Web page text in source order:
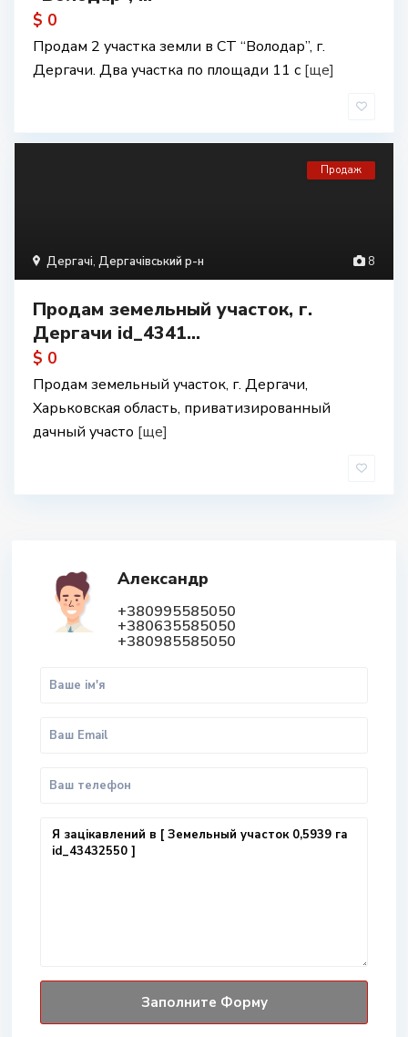
$ 0
Продам 2 участка земли в СТ “Володар”, г.
Дергачи. Два участка по площади 11 с [ще]
8
Дергачі, Дергачівський р-н
Продаж
Продам земельный участок, г.
Дергачи id_4341...
$ 0
Продам земельный участок, г. Дергачи,
Харьковская область, приватизированный
дачный участо [ще]
Александр
+380995585050
+380635585050
+380985585050